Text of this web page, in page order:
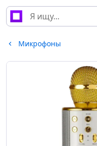
Микрофоны